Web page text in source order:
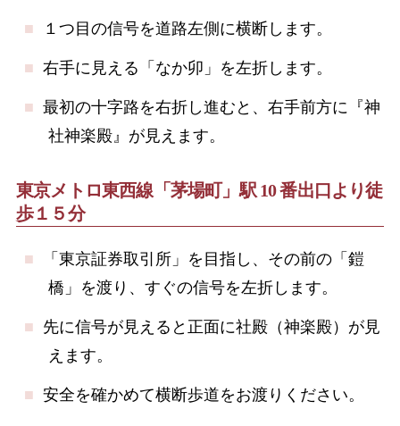
１つ目の信号を道路左側に横断します。
右手に見える「なか卯」を左折します。
最初の十字路を右折し進むと、右手前方に『神
社神楽殿』が見えます。
東京メトロ東西線「茅場町」駅 10 番出口より徒
歩１５分
「東京証券取引所」を目指し、その前の「鎧
橋」を渡り、すぐの信号を左折します。
先に信号が見えると正面に社殿（神楽殿）が見
えます。
安全を確かめて横断歩道をお渡りください。